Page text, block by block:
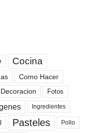
Cocina
Como Hacer
Decoracion Fotos
Ingredientes
Pasteles Pollo